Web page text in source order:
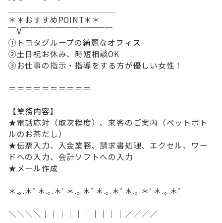
＊＊おすすめPOINT＊＊
￣V￣￣￣￣￣￣￣￣￣￣￣
①トヨタグループの綺麗なオフィス
②土日祝お休み、時短相談OK
③お仕事の指示・指導をする方が優しい女性！
＝＝＝＝＝＝＝＝＝＝
【業務内容】
★電話応対（取次程度）、来客のご案内（ペットボト
ルのお茶だし）
★伝票入力、入金業務、請求書処理、エクセル、ワー
ドへの入力、会計ソフトへの入力
★メール作成
＊.｡.＊ﾟ＊.｡.＊ﾟ＊.｡.＊ﾟ＊.｡.＊ﾟ＊.｡.＊ﾟ＊.｡.＊ﾟ
＼＼＼＼｜｜｜｜｜｜｜｜｜｜／／／／